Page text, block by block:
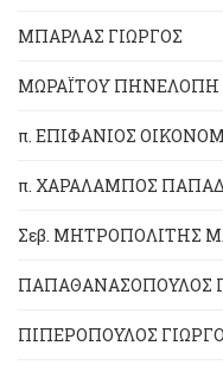
ΜΠΑΡΛΑΣ ΓΙΩΡΓΟΣ
ΜΩΡΑΪΤΟΥ ΠΗΝΕΛΟΠΗ
π. ΕΠΙΦΑΝΙΟΣ
π. ΧΑΡΑΛΑΜΠΟΣ
Σεβ. ΜΗΤΡΟΠΟΛΙΤΗΣ
ΠΑΠΑΘΑΝΑΣΟΠΟΥΛΟΣ
ΠΙΠΕΡΟΠΟΥΛΟΣ